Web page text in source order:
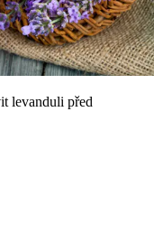
levanduli před